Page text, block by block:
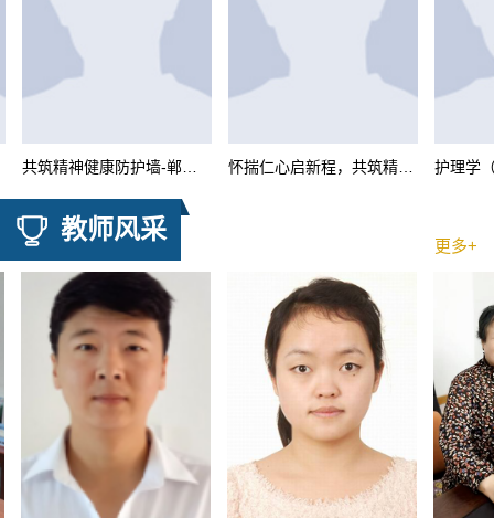
共筑精神健康防护墙-郸城仁和精神病医院... 怀揣仁心启新程，共筑精神健康防护墙-郸...
教师风采
更多+